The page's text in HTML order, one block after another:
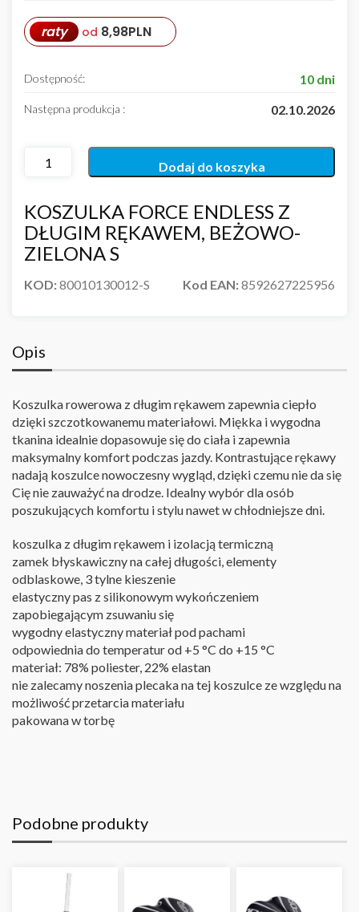
KOSZULKA FORCE ENDLESS Z
DŁUGIM RĘKAWEM, BEŻOWO-
ZIELONA S
KOD:80010130012-S Kod EAN:8592627225956
raty od 8,98PLN
Dostępność: 10 dni
Następna produkcja : 02.10.2026
Dodaj do koszyka
Opis
Koszulka rowerowa z długim rękawem zapewnia ciepło
dzięki szczotkowanemu materiałowi. Miękka i wygodna
tkanina idealnie dopasowuje się do ciała i zapewnia
maksymalny komfort podczas jazdy. Kontrastujące rękawy
nadają koszulce nowoczesny wygląd, dzięki czemu nie da się
Cię nie zauważyć na drodze. Idealny wybór dla osób
poszukujących komfortu i stylu nawet w chłodniejsze dni.
koszulka z długim rękawem i izolacją termiczną
zamek błyskawiczny na całej długości, elementy
odblaskowe, 3 tylne kieszenie
elastyczny pas z silikonowym wykończeniem
zapobiegającym zsuwaniu się
wygodny elastyczny materiał pod pachami
odpowiednia do temperatur od +5 °C do +15 °C
materiał: 78% poliester, 22% elastan
nie zalecamy noszenia plecaka na tej koszulce ze względu na
możliwość przetarcia materiału
pakowana w torbę
Podobne produkty